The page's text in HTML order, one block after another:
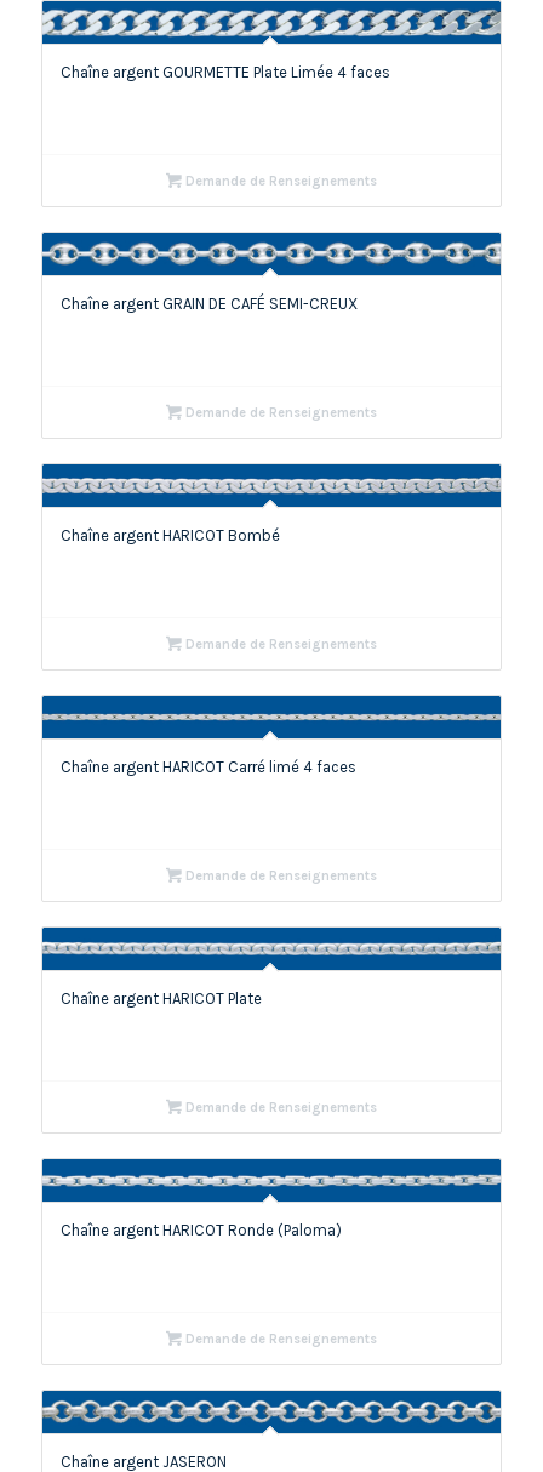
Chaîne argent GOURMETTE Plate Limée 4 faces
Demande de Renseignements
Chaîne argent GRAIN DE CAFÉ SEMI-CREUX
Demande de Renseignements
Chaîne argent HARICOT Bombé
Demande de Renseignements
Chaîne argent HARICOT Carré limé 4 faces
Demande de Renseignements
Chaîne argent HARICOT Plate
Demande de Renseignements
Chaîne argent HARICOT Ronde (Paloma)
Demande de Renseignements
Chaîne argent JASERON